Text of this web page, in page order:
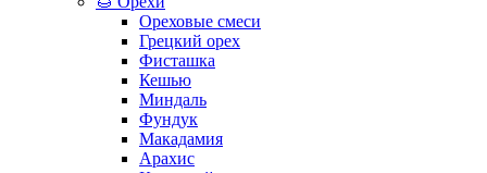
Ореховые смеси
Грецкий орех
Фисташка
Кешью
Миндаль
Фундук
Макадамия
Арахис